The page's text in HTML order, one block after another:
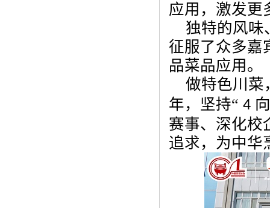
应用，激发更
独特的风味
征服了众多嘉
品菜品应用。
做特色川菜
年，坚持“ 4
赛事、深化校
追求，为中华